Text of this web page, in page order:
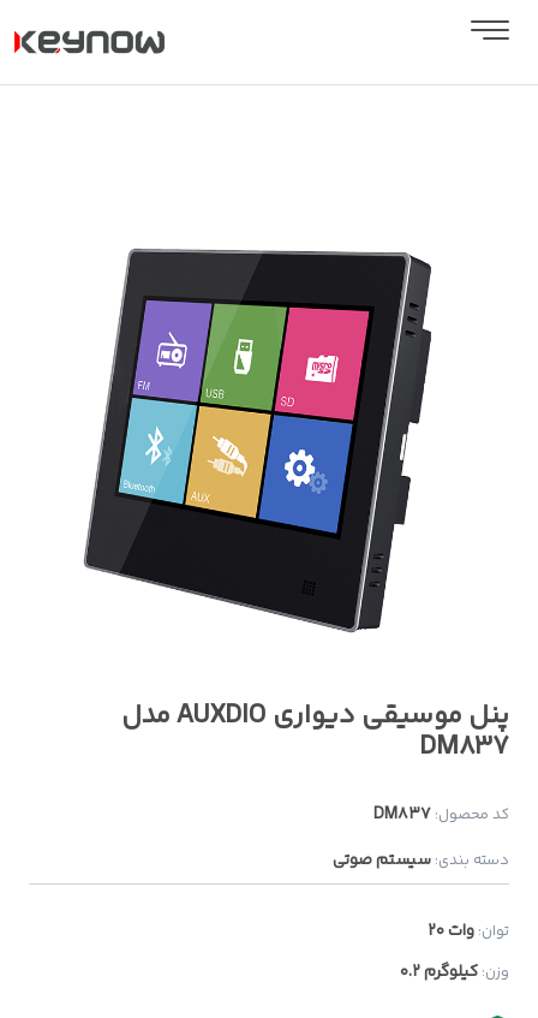
پنل موسیقی دیواری AUXDIO مدل
DM837
دسته بندی: سیستم صوتی
کد محصول: DM837
توان: 20 وات
وزن: 0.2 کیلوگرم